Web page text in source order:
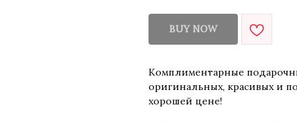
BUY NOW
Комплиментарные
оригинальных, красивых и
хорошей цене!